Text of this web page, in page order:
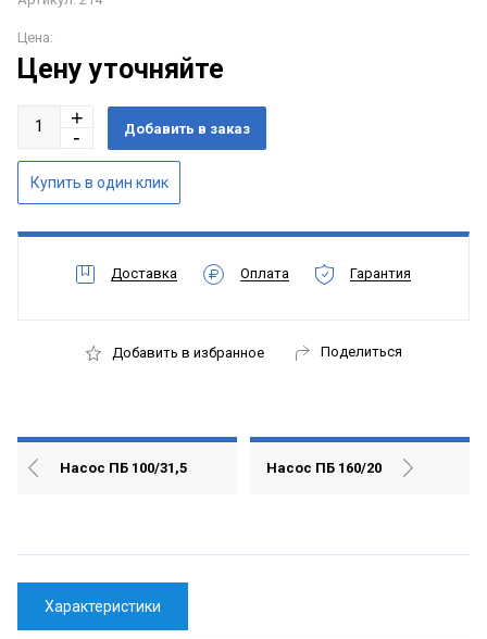
Цена:
Цену уточняйте
Доставка Оплата Гарантия
Добавить в избранное Поделиться
Насос ПБ 100/31,5 Насос ПБ 160/20
Характеристики